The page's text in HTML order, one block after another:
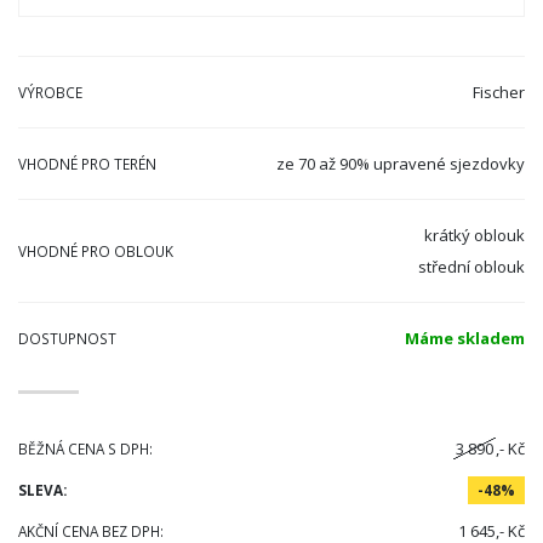
VÝROBCE Fischer
VHODNÉ PRO TERÉN ze 70 až 90% upravené sjezdovky
VHODNÉ PRO OBLOUK
krátký oblouk
střední oblouk
DOSTUPNOST Máme skladem
BĚŽNÁ CENA S DPH: 3 890,- Kč
SLEVA: -48%
AKČNÍ CENA BEZ DPH: 1 645,- Kč